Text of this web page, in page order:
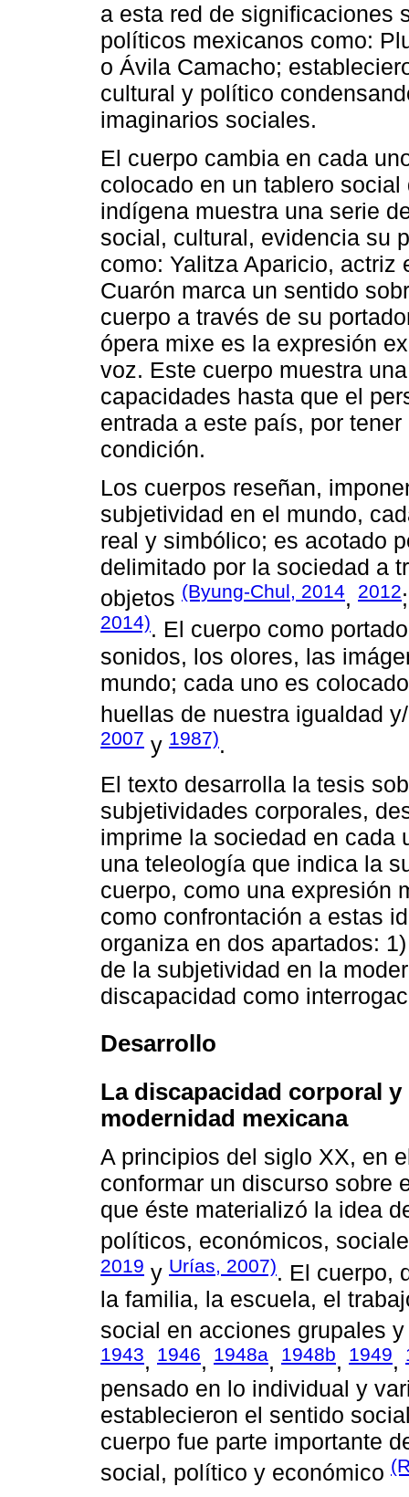
a esta red de significaciones
políticos mexicanos como:
o Ávila Camacho;
cultural y político
imaginarios sociales.
El cuerpo cambia en cada
colocado en un tablero
indígena muestra una serie
social, cultural, evidencia su
como: Yalitza Aparicio, actriz
Cuarón marca un sentido
cuerpo a través de su
ópera mixe es la expresión
voz. Este cuerpo muestra
capacidades hasta que el
entrada a este país, por
condición.
Los cuerpos reseñan,
subjetividad en el mundo,
real y simbólico; es acotado
delimitado por la sociedad a
objetos (Byung-Chul, 2014, 2012
2014). El cuerpo como
sonidos, los olores, las
mundo; cada uno es
huellas de nuestra igualdad
2007 y 1987).
El texto desarrolla la tesis
subjetividades corporales,
imprime la sociedad en cada
una teleología que indica la
cuerpo, como una expresión
como confrontación a estas
organiza en dos apartados:
de la subjetividad en la
discapacidad como
Desarrollo
La discapacidad corporal
modernidad mexicana
A principios del siglo XX, en
conformar un discurso sobre
que éste materializó la idea
políticos, económicos,
2019 y Urías, 2007). El cuerpo,
la familia, la escuela, el
social en acciones grupales
1943, 1946, 1948a, 1948b, 1949,
pensado en lo individual y
establecieron el sentido
cuerpo fue parte importante
social, político y económico